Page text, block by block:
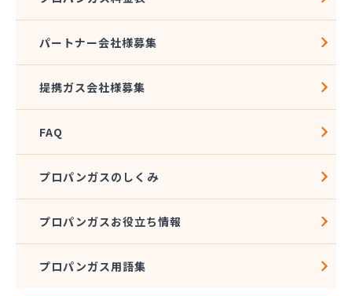
株式会社西城
株式会社石沢商店 プロパンガス充填所オートスタ
株式会社石澤商店 宇都宮営業所
株式会社島田
株式会社東親エルピーガス配送センター
株式会社藤田液化燃料
株式会社福冨
株式会社平松総合企画 プロパンガス部
株式会社別井商店
パートナー会社様募集
提携ガス会社様募集
FAQ
プロパンガスのしくみ
プロパンガスお役立ち情報
プロパンガス用語集